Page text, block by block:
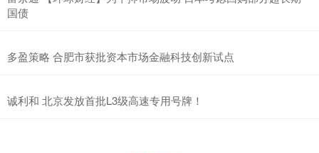
国债
多盈策略 合肥市获批资本市场金融科技创新试点
诚利和 北京发放首批L3级高速专用号牌！